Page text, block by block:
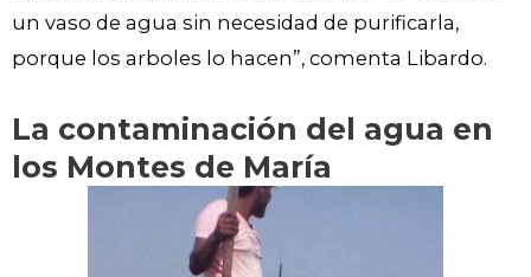
un vaso de agua sin necesidad de purificarla,
porque los arboles lo hacen”, comenta Libardo.
La contaminación del agua en
los Montes de María